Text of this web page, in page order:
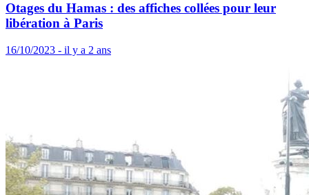
Otages du Hamas : des affiches collées pour leur
libération à Paris
16/10/2023 - il y a 2 ans